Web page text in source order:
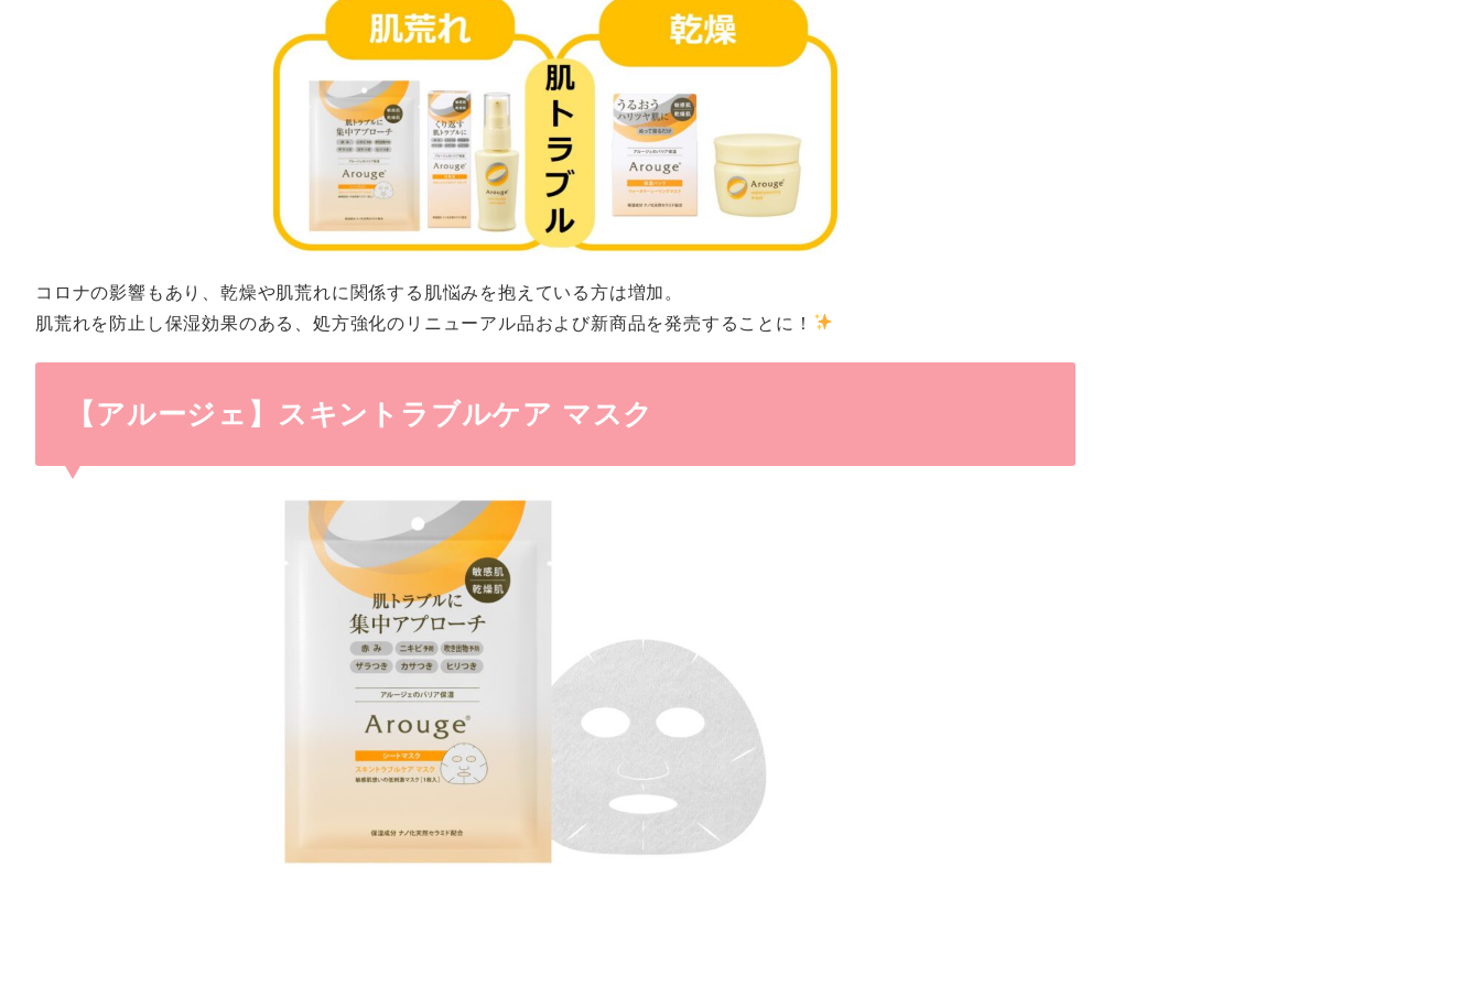
コロナの影響もあり、乾燥や肌荒れに関係する肌悩みを抱えている方は増加。
肌荒れを防止し保湿効果のある、処方強化のリニューアル品および新商品を発売することに！
【アルージェ】 スキントラブルケア マスク